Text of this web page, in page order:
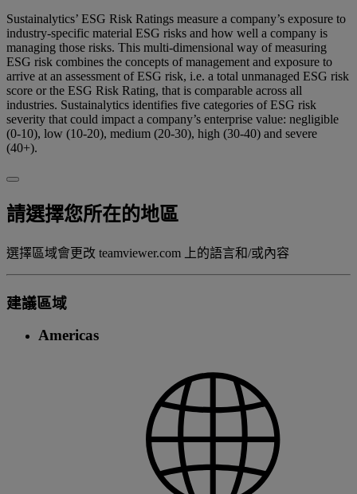
Sustainalytics’ ESG Risk Ratings measure a company’s exposure to
industry-specific material ESG risks and how well a company is
managing those risks. This multi-dimensional way of measuring
ESG risk combines the concepts of management and exposure to
arrive at an assessment of ESG risk, i.e. a total unmanaged ESG risk
score or the ESG Risk Rating, that is comparable across all
industries. Sustainalytics identifies five categories of ESG risk
severity that could impact a company’s enterprise value: negligible
(0-10), low (10-20), medium (20-30), high (30-40) and severe
(40+).
請選擇您所在的地區
選擇區域會更改 teamviewer.com 上的語言和/或內容
建議區域
Americas